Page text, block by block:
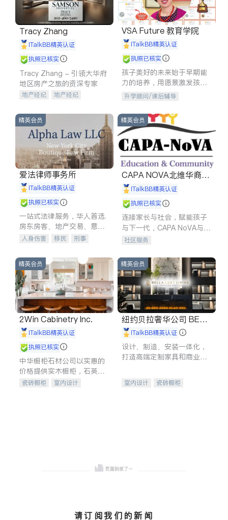
Tracy Zhang
iTalkBB精英认证
执照已核实
Tracy Zhang - 引领大华府
地区房产之旅的资深专家
地产经纪
地产经纪
商铺租售
VSA Future 教育学院
iTalkBB精英认证
执照已核实
孩子美好的未来始于早期能
力的培养，用愿景激发孩子
的学习潜力和动力。理念：
拥有成长型心态是成功的基
石。
升学顾问/课后辅导
精英会员
爱法律师事务所
iTalkBB精英认证
执照已核实
一站式法律服务，华人首选.
房东房客、地产交易、意外
伤害、车祸重伤、商业诉
建筑合同、刑事案件全包办
人身伤害 移民
刑事
信托/遗嘱
商业
商标注册
索赔
律师-其它 保释
精英会员
CAPA NOVA北维华裔家
长会iTalkBB精英认证
执照已核实
连接家长与社会，赋能孩子
与下一代，CAPA NoVA与您
携手建设包容、公平、充满
社区服务
精英会员
2Win Cabinetry Inc.
iTalkBB精英认证
执照已核实
中华橱柜石材公司以实惠的
价格提供实木橱柜，石英石
台面，多种优质不锈钢水
瓷砖橱柜
室内设计
精英会员
纽约贝拉奢华公司 BELL
A LUXE
iTalkBB精英认证
设计、制造、安装一体化，
打造高端定制家具和商业空
室内设计
瓷砖橱柜
请订阅我们的新闻